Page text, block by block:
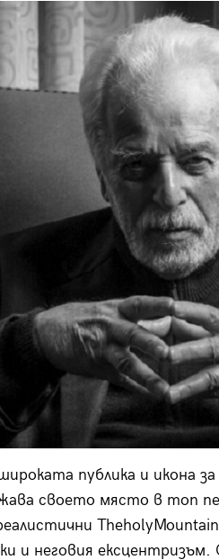
публика и икона
своето място в топ
и неговия